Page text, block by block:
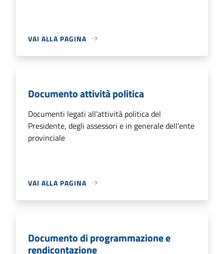
VAI ALLA PAGINA
Documento attività politica
Documenti legati all'attività politica del
Presidente, degli assessori e in generale dell'ente
provinciale
VAI ALLA PAGINA
Documento di programmazione e
rendicontazione